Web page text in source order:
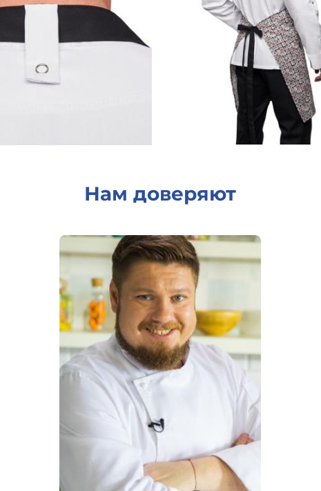
Нам доверяют